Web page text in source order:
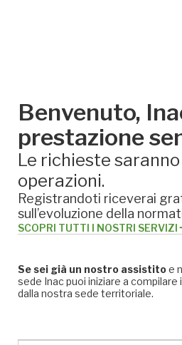
Benvenuto,
prestazione
Le richieste
operazioni.
Registrandoti riceverai
sull’evoluzione della
SCOPRI TUTTI I NOSTRI SERVIZI
Se sei già un nostro assistitoe
sede Inac puoi iniziare a
dalla nostra sede territoriale.